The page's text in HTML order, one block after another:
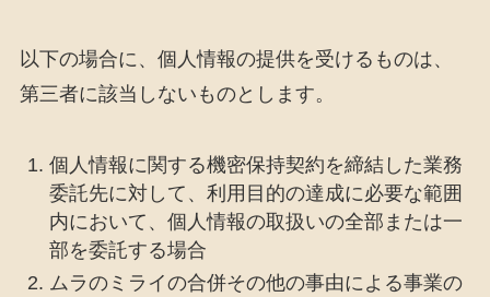
以下の場合に、個人情報の提供を受けるものは、
第三者に該当しないものとします。
個人情報に関する機密保持契約を締結した業務
委託先に対して、利用目的の達成に必要な範囲
内において、個人情報の取扱いの全部または一
部を委託する場合
ムラのミライの合併その他の事由による事業の